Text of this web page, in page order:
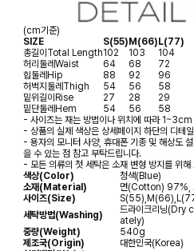
(cm기준)
SIZE
S(55) M(66) L(77)
총길이 Total Length102 103
104
허리둘레 Waist 64 68
72
힙둘레 Hip 88 92
96
허벅지둘레 Thigh 54 56
58
밑위길이 Rise 27 28
29
밑단둘레 Hem 54 56
58
- 사이즈는 재는 방법이나 위치에 따라 1~3cm
- 상품의 실제 색상은 상세페이지 하단의 디테
- 용자의 모니터 사양, 휴대폰 기종 및 해상도
을 수 있는 점 참고 부탁드립니다.
- 모든 의류의 첫 세탁은 소재 변형 방지를 위
색상(Color)
청색(Blue)
소재(Material)
면(Cotton) 97%,
사이즈(Size)
세탁방법(Washing)
드라이크리닝(Dry
ately)
중량(Weight)
540g
제조국(Origin)
대한민국(Korea)